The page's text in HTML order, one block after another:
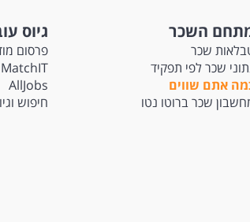
השכר
שכר
שכר לפי תפקיד
אתם שווים
שכר ברוטו נטו
גיוס
פרסום
AllJobs
חיפוש